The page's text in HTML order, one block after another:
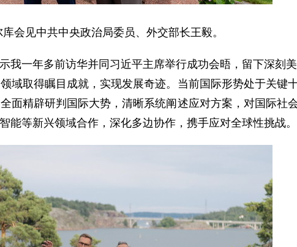
会见中共中央政治局委员、外交部长王毅。
我一年多前访华并同习近平主席举行成功会晤，留下深刻
域取得瞩目成就，实现发展奇迹。当前国际形势处于关键
面精辟研判国际大势，清晰系统阐述应对方案，对国际社
等新兴领域合作，深化多边协作，携手应对全球性挑战。